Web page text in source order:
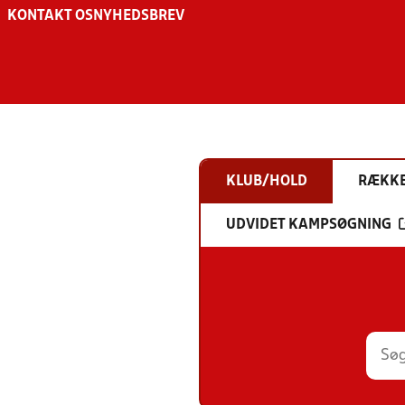
KONTAKT OS NYHEDSBREV
KLUB/HOLD
UDVIDET KAMPSØGNING